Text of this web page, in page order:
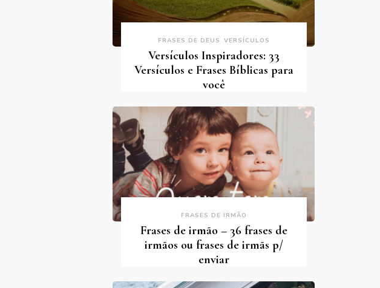
FRASES DE DEUS VERSÍCULOS
Versículos Inspiradores: 33
Versículos e Frases Bíblicas para
você
FRASES DE IRMÃO
Frases de irmão – 36 frases de
irmãos ou frases de irmãs p/
enviar